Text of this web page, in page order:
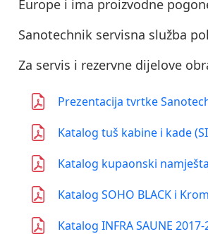
Europe i ima proizvodne
Sanotechnik servisna služba
Za servis i rezervne dijelove
Prezentacija tvrtke
Katalog tuš kabine i kade
Katalog kupaonski
Katalog SOHO BLACK i
Katalog INFRA SAUNE